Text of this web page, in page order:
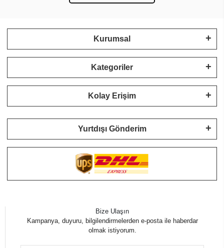
Kurumsal
Kategoriler
Kolay Erişim
Yurtdışı Gönderim
Bize Ulaşın
Kampanya, duyuru, bilgilendirmelerden e-posta ile haberdar
olmak istiyorum.